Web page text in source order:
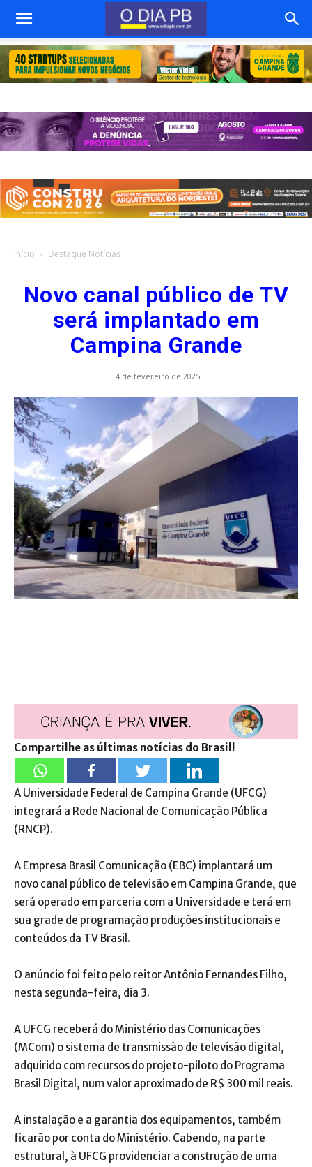
Início Destaque Notícias
Novo canal público de TV
será implantado em
Campina Grande
4 de fevereiro de 2025
Compartilhe as últimas notícias do Brasil!
A Universidade Federal de Campina Grande (UFCG)
integrará a Rede Nacional de Comunicação Pública
(RNCP).
A Empresa Brasil Comunicação (EBC) implantará um
novo canal público de televisão em Campina Grande, que
será operado em parceria com a Universidade e terá em
sua grade de programação produções institucionais e
conteúdos da TV Brasil.
O anúncio foi feito pelo reitor Antônio Fernandes Filho,
nesta segunda-feira, dia 3.
A UFCG receberá do Ministério das Comunicações
(MCom) o sistema de transmissão de televisão digital,
adquirido com recursos do projeto-piloto do Programa
Brasil Digital, num valor aproximado de R$ 300 mil reais.
A instalação e a garantia dos equipamentos, também
ficarão por conta do Ministério. Cabendo, na parte
estrutural, à UFCG providenciar a construção de uma